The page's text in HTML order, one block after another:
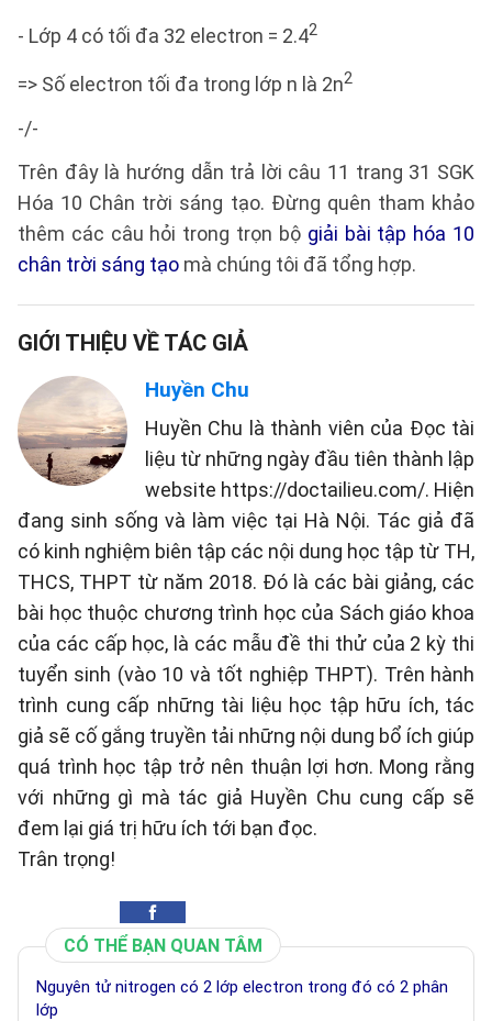
- Lớp 4 có tối đa 32 electron = 2.42
=> Số electron tối đa trong lớp n là 2n2
-/-
Trên đây là hướng dẫn trả lời câu 11 trang 31 SGK
Hóa 10 Chân trời sáng tạo. Đừng quên tham khảo
thêm các câu hỏi trong trọn bộ giải bài tập hóa 10
chân trời sáng tạo mà chúng tôi đã tổng hợp.
GIỚI THIỆU VỀ TÁC GIẢ
Huyền Chu
Huyền Chu là thành viên của Đọc tài
liệu từ những ngày đầu tiên thành lập
website https://doctailieu.com/. Hiện
đang sinh sống và làm việc tại Hà Nội. Tác giả đã
có kinh nghiệm biên tập các nội dung học tập từ TH,
THCS, THPT từ năm 2018. Đó là các bài giảng, các
bài học thuộc chương trình học của Sách giáo khoa
của các cấp học, là các mẫu đề thi thử của 2 kỳ thi
tuyển sinh (vào 10 và tốt nghiệp THPT). Trên hành
trình cung cấp những tài liệu học tập hữu ích, tác
giả sẽ cố gắng truyền tải những nội dung bổ ích giúp
quá trình học tập trở nên thuận lợi hơn. Mong rằng
với những gì mà tác giả Huyền Chu cung cấp sẽ
đem lại giá trị hữu ích tới bạn đọc.
Trân trọng!
CÓ THỂ BẠN QUAN TÂM
Nguyên tử nitrogen có 2 lớp electron trong đó có 2 phân
lớp